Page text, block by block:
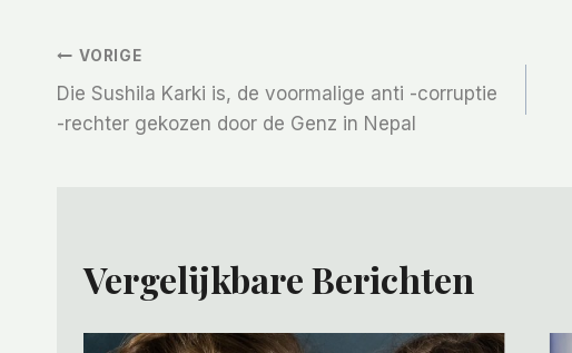
Bericht
Navigatie
VORIGE
Die Sushila Karki is, de voormalige anti -corruptie
-rechter gekozen door de Genz in Nepal
Vergelijkbare Berichten